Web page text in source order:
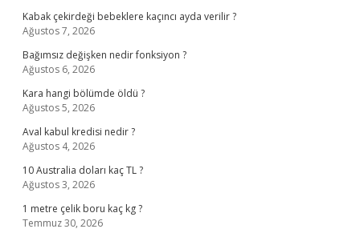
Kabak çekirdeği bebeklere kaçıncı ayda verilir ?
Ağustos 7, 2026
Bağımsız değişken nedir fonksiyon ?
Ağustos 6, 2026
Kara hangi bölümde öldü ?
Ağustos 5, 2026
Aval kabul kredisi nedir ?
Ağustos 4, 2026
10 Australia doları kaç TL ?
Ağustos 3, 2026
1 metre çelik boru kaç kg ?
Temmuz 30, 2026